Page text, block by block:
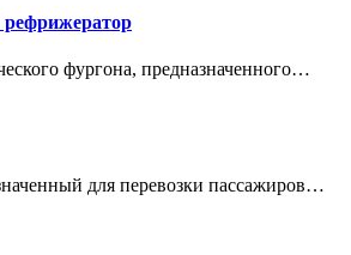
рефрижератор
фургона, предназначенного…
для перевозки пассажиров…